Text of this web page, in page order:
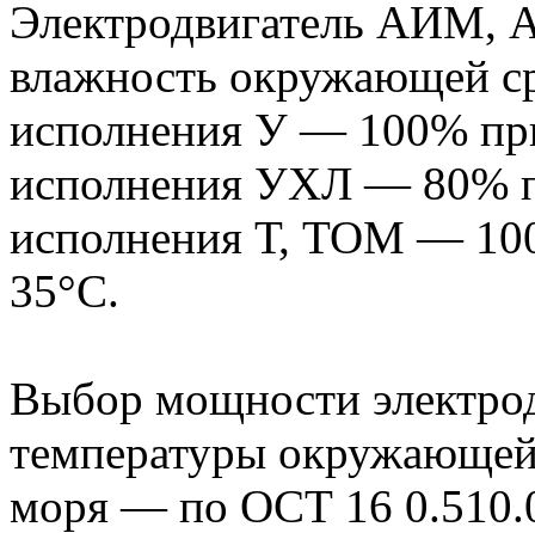
Электродвигатель АИМ,
влажность окружающей
исполнения У — 100%
исполнения УХЛ — 80%
исполнения Т, ТОМ —
35°С.
Выбор мощности
температуры
моря — по ОСТ 16